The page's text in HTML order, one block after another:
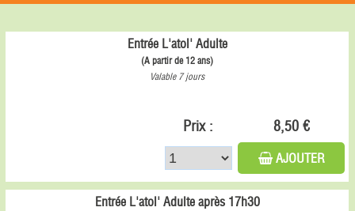
Entrée L'atol' Adulte
(A partir de 12 ans)
Valable 7 jours
Prix : 8,50 €
AJOUTER
Entrée L'atol' Adulte après 17h30